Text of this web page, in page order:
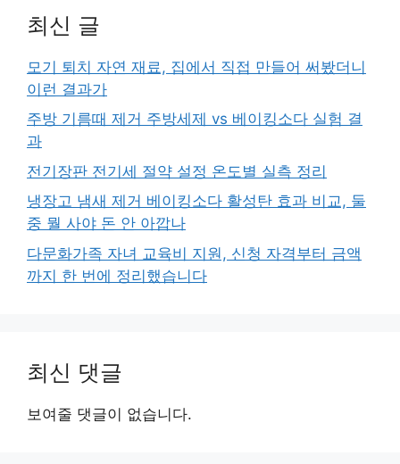
최신 글
모기 퇴치 자연 재료, 집에서 직접 만들어 써봤더니
이런 결과가
주방 기름때 제거 주방세제 vs 베이킹소다 실험 결
과
전기장판 전기세 절약 설정 온도별 실측 정리
냉장고 냄새 제거 베이킹소다 활성탄 효과 비교, 둘
중 뭘 사야 돈 안 아깝나
다문화가족 자녀 교육비 지원, 신청 자격부터 금액
까지 한 번에 정리했습니다
최신 댓글
보여줄 댓글이 없습니다.